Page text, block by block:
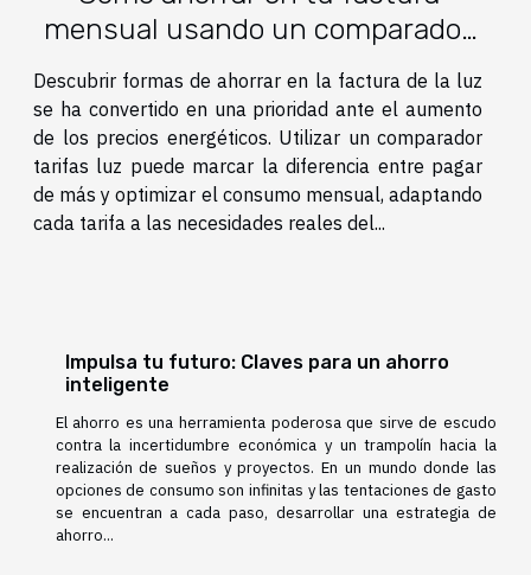
mensual usando un comparador
tarifas luz
Descubrir formas de ahorrar en la factura de la luz
se ha convertido en una prioridad ante el aumento
de los precios energéticos. Utilizar un comparador
tarifas luz puede marcar la diferencia entre pagar
de más y optimizar el consumo mensual, adaptando
cada tarifa a las necesidades reales del...
Impulsa tu futuro: Claves para un ahorro
inteligente
El ahorro es una herramienta poderosa que sirve de escudo
contra la incertidumbre económica y un trampolín hacia la
realización de sueños y proyectos. En un mundo donde las
opciones de consumo son infinitas y las tentaciones de gasto
se encuentran a cada paso, desarrollar una estrategia de
ahorro...